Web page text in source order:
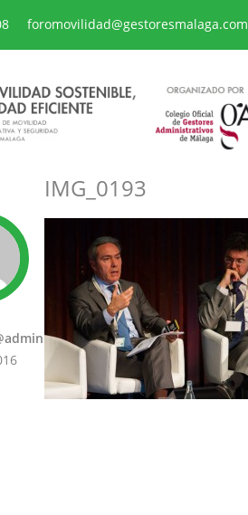
foromovilidad@gestoresmalaga.com
IMG_0193